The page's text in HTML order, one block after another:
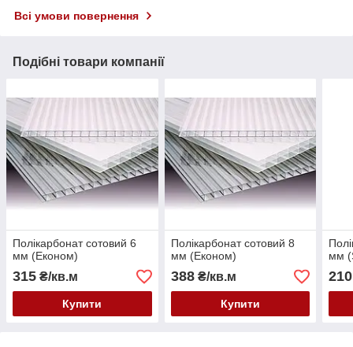
Всі умови повернення
Подібні товари компанії
Полікарбонат сотовий 6
мм (Економ)
315 ₴/кв.м
Купити
Полікарбонат сотовий 8
мм (Економ)
388₴/кв.м
Купити
мм
210